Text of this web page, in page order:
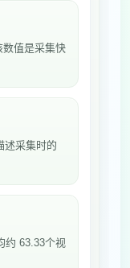
数值是采集快
述采集时的
约 63.33个视